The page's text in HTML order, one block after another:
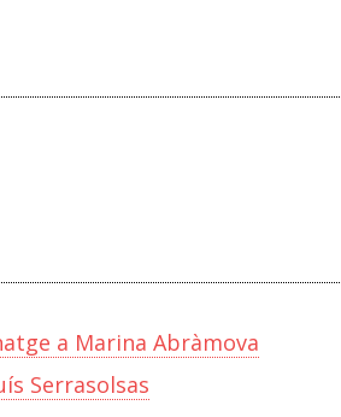
a Marina Abràmova
Serrasolsas